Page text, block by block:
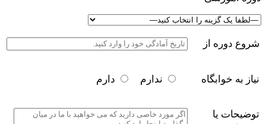
شروع دوره از
نیاز به خوابگاه ندارم دارم
توضیحات یا